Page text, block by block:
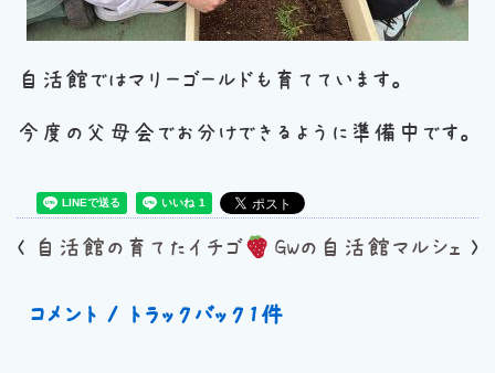
自活館ではマリーゴールドも育てています。
今度の父母会でお分けできるように準備中です。
< 自活館の育てたイチゴ GWの自活館マルシェ >
コメント / トラックバック1件